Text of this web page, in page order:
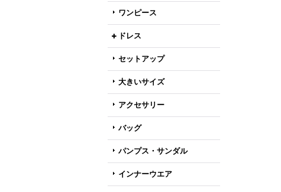
ワンピース
ドレス
セットアップ
大きいサイズ
アクセサリー
バッグ
パンプス・サンダル
インナーウエア